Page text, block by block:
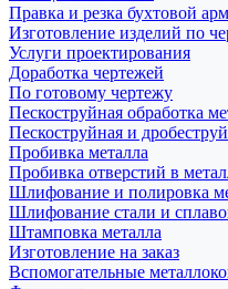
Правка и резка бухтовой
Изготовление изделий по
Услуги проектирования
Доработка чертежей
По готовому чертежу
Пескоструйная обработка
Пескоструйная и
Пробивка металла
Пробивка отверстий в
Шлифование и полировка
Шлифование стали и
Штамповка металла
Изготовление на заказ
Вспомогательные